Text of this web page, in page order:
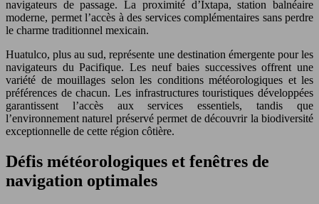
navigateurs de passage. La proximité d’Ixtapa, station balnéaire
moderne, permet l’accès à des services complémentaires sans perdre
le charme traditionnel mexicain.
Huatulco, plus au sud, représente une destination émergente pour les
navigateurs du Pacifique. Les neuf baies successives offrent une
variété de mouillages selon les conditions météorologiques et les
préférences de chacun. Les infrastructures touristiques développées
garantissent l’accès aux services essentiels, tandis que
l’environnement naturel préservé permet de découvrir la biodiversité
exceptionnelle de cette région côtière.
Défis météorologiques et fenêtres de
navigation optimales